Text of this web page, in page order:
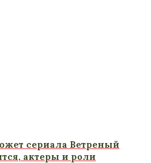
сериала Ветреный
актеры и роли